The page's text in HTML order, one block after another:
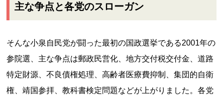
主な争点と各党のスローガン
そんな小泉自民党が闘った最初の国政選挙である2001年の
参院選、主な争点は郵政民営化、地方交付税交付金、道路
特定財源、不良債権処理、高齢者医療費抑制、集団的自衛
権、靖国参拝、教科書検定問題などが上がりました。各党